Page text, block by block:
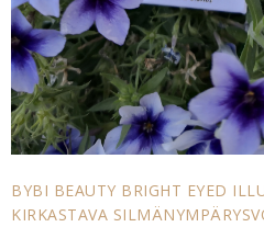
BYBI BEAUTY BRIGHT EYED
KIRKASTAVA